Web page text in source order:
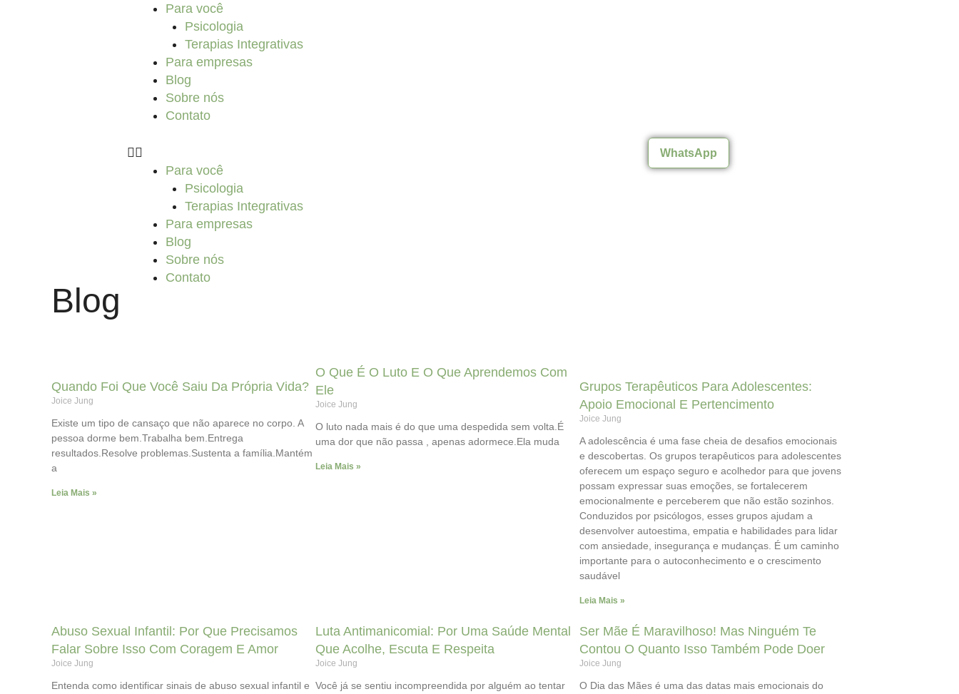
Para você
Psicologia
Terapias Integrativas
Para empresas
Blog
Sobre nós
Contato
Para você
Psicologia
Terapias Integrativas
Para empresas
Blog
Sobre nós
Contato
WhatsApp
Blog
Quando Foi Que Você Saiu Da Própria Vida?
Joice Jung
Existe um tipo de cansaço que não aparece no corpo. A
pessoa dorme bem.Trabalha bem.Entrega
resultados.Resolve problemas.Sustenta a família.Mantém
a
Leia Mais »
O Que É O Luto E O Que Aprendemos Com
Ele
Joice Jung
O luto nada mais é do que uma despedida sem volta.É
uma dor que não passa , apenas adormece.Ela muda
Leia Mais »
Grupos Terapêuticos Para Adolescentes:
Apoio Emocional E Pertencimento
Joice Jung
A adolescência é uma fase cheia de desafios emocionais
e descobertas. Os grupos terapêuticos para adolescentes
oferecem um espaço seguro e acolhedor para que jovens
possam expressar suas emoções, se fortalecerem
emocionalmente e perceberem que não estão sozinhos.
Conduzidos por psicólogos, esses grupos ajudam a
desenvolver autoestima, empatia e habilidades para lidar
com ansiedade, insegurança e mudanças. É um caminho
importante para o autoconhecimento e o crescimento
saudável
Leia Mais »
Abuso Sexual Infantil: Por Que Precisamos
Falar Sobre Isso Com Coragem E Amor
Joice Jung
Entenda como identificar sinais de abuso sexual infantil e
Luta Antimanicomial: Por Uma Saúde Mental
Que Acolhe, Escuta E Respeita
Joice Jung
Você já se sentiu incompreendida por alguém ao tentar
Ser Mãe É Maravilhoso! Mas Ninguém Te
Contou O Quanto Isso Também Pode Doer
Joice Jung
O Dia das Mães é uma das datas mais emocionais do